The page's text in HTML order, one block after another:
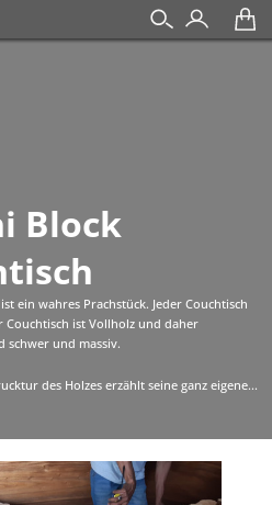
Block
ein wahres Prachstück. Jeder Couchtisch
Couchtisch ist Vollholz und daher
schwer und massiv.
des Holzes erzählt seine ganz eigene...